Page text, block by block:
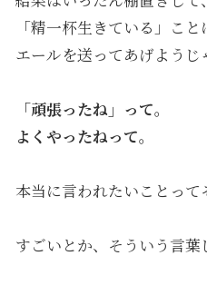
「精一杯生きている」こと
エールを送ってあげようじ
「頑張ったね」って。
よくやったねって。
本当に言われたいことって
すごいとか、そういう言葉